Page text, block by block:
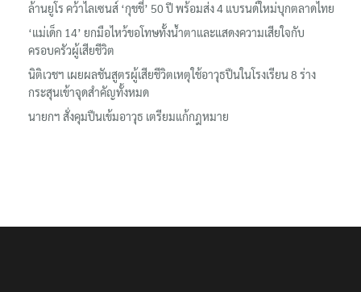
ล้านยูโร คว้าไลเซนส์ ‘กุชชี่’ 50 ปี พร้อมส่ง 4 แบรนด์ใหม่บุกตลาดไทย
‘แม่เด็ก 14’ ยกมือไหว้ขอโทษทั้งน้ำตาและแสดงความเสียใจกับ
ครอบครัวผู้เสียชีวิต
นิติเวชฯ เผยผลชันสูตรผู้เสียชีวิตเหตุใช้อาวุธปืนในโรงเรียน 8 ร่าง
กระสุนเข้าจุดสำคัญทั้งหมด
นายกฯ สั่งคุมปืนเข้มอาวุธ เตรียมแก้กฎหมาย